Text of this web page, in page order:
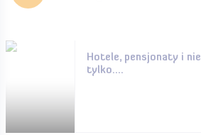
Hotele, pensjonaty i nie
tylko....